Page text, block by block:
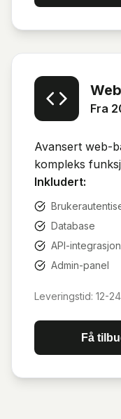
Fra
Avansert web-
kompleks
Inkludert:
Database
API-
Admin-panel
Leveringstid: 12-
Få